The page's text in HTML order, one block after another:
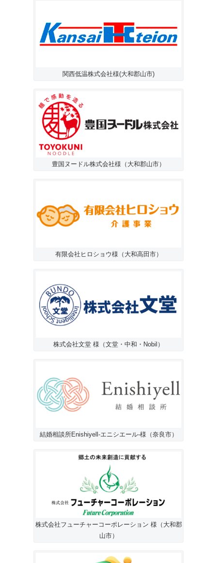
関西低温株式会社様(大和郡山市)
豊国ヌードル株式会社様（大和郡山市）
有限会社ヒロショウ様（大和高田市）
株式会社文堂 様（文堂・中和・Nobil）
結婚相談所Enishiyell-エニシエール-様（奈良市）
株式会社フューチャーコーポレーション 様（大和郡
山市）